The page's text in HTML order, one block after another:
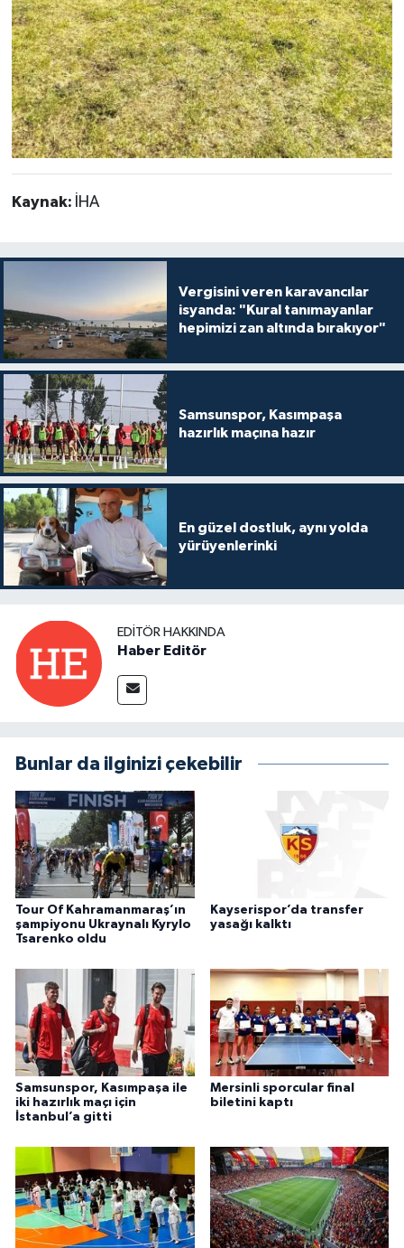
Kaynak: İHA
Vergisini veren karavancılar
isyanda: "Kural tanımayanlar
hepimizi zan altında bırakıyor"
Samsunspor, Kasımpaşa
hazırlık maçına hazır
En güzel dostluk, aynı yolda
yürüyenlerinki
EDITÖR HAKKINDA
Haber Editör
Bunlar da ilginizi çekebilir
Tour Of Kahramanmaraş’ın
şampiyonu Ukraynalı Kyrylo
Tsarenko oldu
Kayserispor’da transfer
yasağı kalktı
Samsunspor, Kasımpaşa ile
iki hazırlık maçı için
İstanbul’a gitti
Mersinli sporcular final
biletini kaptı